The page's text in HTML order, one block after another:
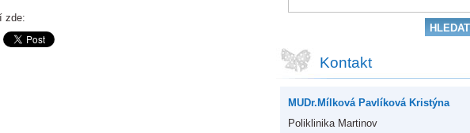
zde:
Kontakt
MUDr.Mílková Pavlíková Kristýna
Poliklinika Martinov